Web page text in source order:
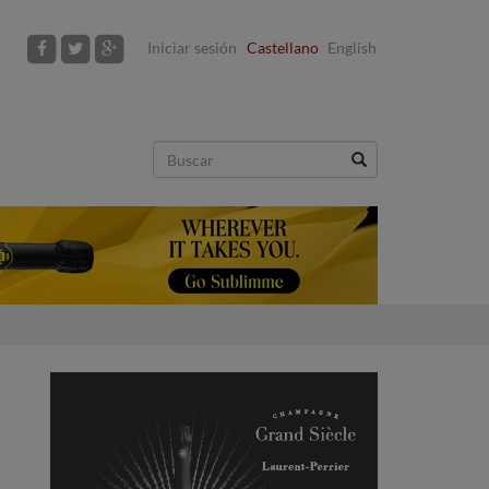
Iniciar sesión Castellano English